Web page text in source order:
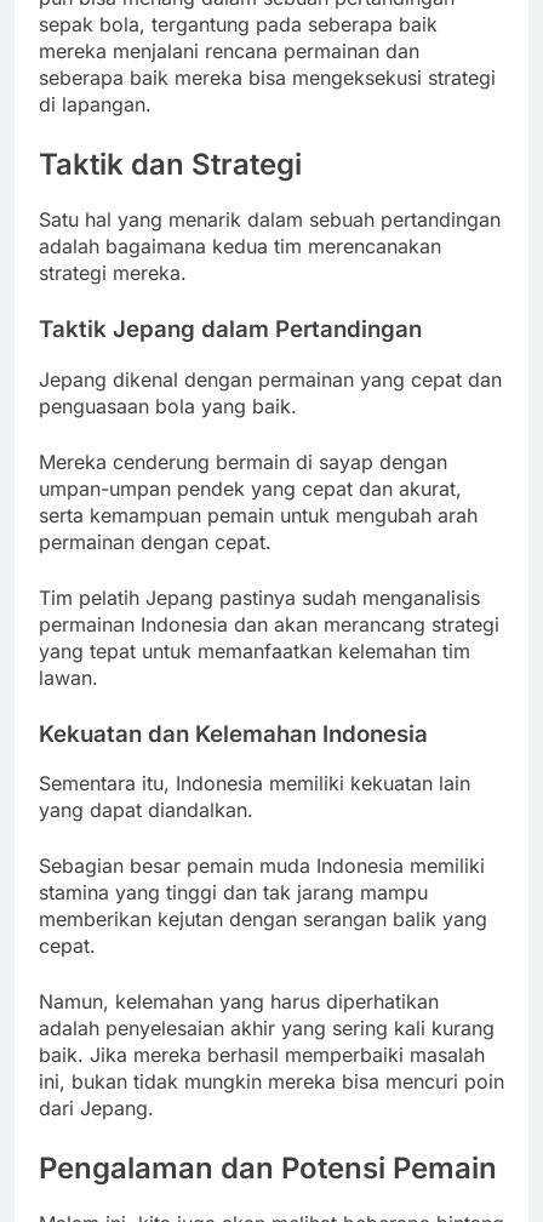
sepak bola, tergantung pada seberapa baik
mereka menjalani rencana permainan dan
seberapa baik mereka bisa mengeksekusi strategi
di lapangan.
Taktik dan Strategi
Satu hal yang menarik dalam sebuah pertandingan
adalah bagaimana kedua tim merencanakan
strategi mereka.
Taktik Jepang dalam Pertandingan
Jepang dikenal dengan permainan yang cepat dan
penguasaan bola yang baik.
Mereka cenderung bermain di sayap dengan
umpan-umpan pendek yang cepat dan akurat,
serta kemampuan pemain untuk mengubah arah
permainan dengan cepat.
Tim pelatih Jepang pastinya sudah menganalisis
permainan Indonesia dan akan merancang strategi
yang tepat untuk memanfaatkan kelemahan tim
lawan.
Kekuatan dan Kelemahan Indonesia
Sementara itu, Indonesia memiliki kekuatan lain
yang dapat diandalkan.
Sebagian besar pemain muda Indonesia memiliki
stamina yang tinggi dan tak jarang mampu
memberikan kejutan dengan serangan balik yang
cepat.
Namun, kelemahan yang harus diperhatikan
adalah penyelesaian akhir yang sering kali kurang
baik. Jika mereka berhasil memperbaiki masalah
ini, bukan tidak mungkin mereka bisa mencuri poin
dari Jepang.
Pengalaman dan Potensi Pemain